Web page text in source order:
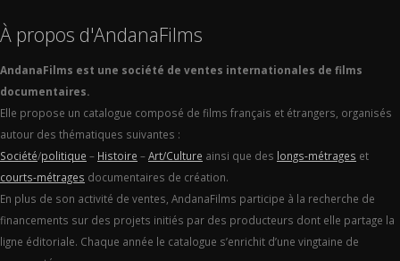
À propos d'AndanaFilms
AndanaFilms est une société de ventes internationales de films
documentaires.
Elle propose un catalogue composé de films français et étrangers, organisés
autour des thématiques suivantes :
Société/politique – Histoire –Art/Culture ainsi que des longs-métrages et
courts-métrages documentaires de création.
En plus de son activité de ventes, AndanaFilms participe à la recherche de
financements sur des projets initiés par des producteurs dont elle partage la
ligne éditoriale. Chaque année le catalogue s’enrichit d’une vingtaine de